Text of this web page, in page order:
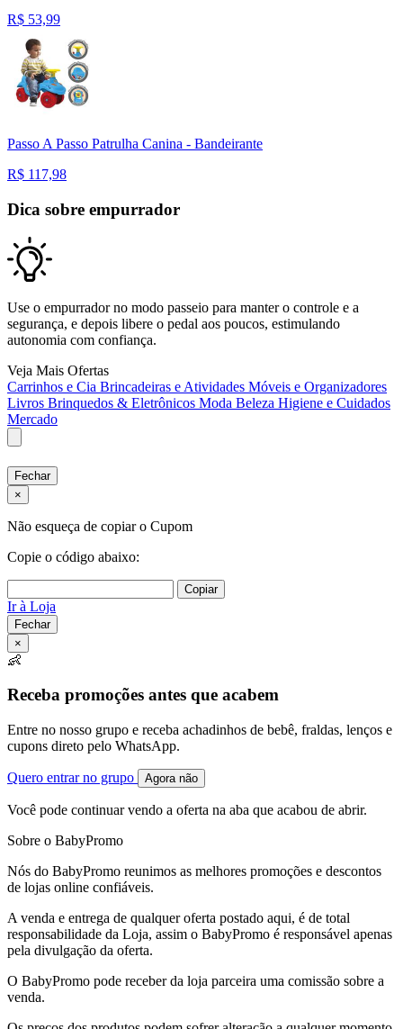
R$ 53,99
Passo A Passo Patrulha Canina - Bandeirante
R$ 117,98
Dica sobre empurrador
Use o empurrador no modo passeio para manter o controle e a
segurança, e depois libere o pedal aos poucos, estimulando
autonomia com confiança.
Veja Mais Ofertas
Carrinhos e Cia Brincadeiras e Atividades Móveis e Organizadores
Livros Brinquedos & Eletrônicos Moda Beleza Higiene e Cuidados
Mercado
Fechar
×
Não esqueça de copiar o Cupom
Copie o código abaixo:
Copiar
Ir à Loja
Fechar
×
👶
Receba promoções antes que acabem
Entre no nosso grupo e receba achadinhos de bebê, fraldas, lenços e
cupons direto pelo WhatsApp.
Quero entrar no grupo Agora não
Você pode continuar vendo a oferta na aba que acabou de abrir.
Sobre o BabyPromo
Nós do BabyPromo reunimos as melhores promoções e descontos
de lojas online confiáveis.
A venda e entrega de qualquer oferta postado aqui, é de total
responsabilidade da Loja, assim o BabyPromo é responsável apenas
pela divulgação da oferta.
O BabyPromo pode receber da loja parceira uma comissão sobre a
venda.